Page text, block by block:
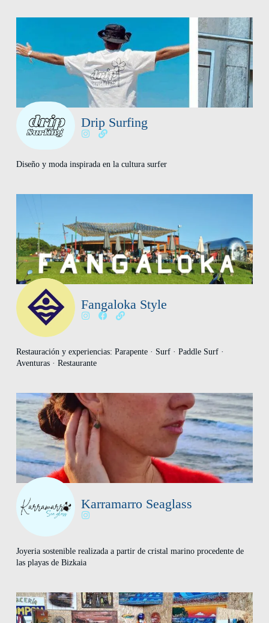
Drip Surfing
Diseño y moda inspirada en la cultura surfer
Fangaloka Style
Restauración y experiencias: Parapente · Surf · Paddle Surf ·
Aventuras · Restaurante
Karramarro Seaglass
Joyeria sostenible realizada a partir de cristal marino procedente de
las playas de Bizkaia